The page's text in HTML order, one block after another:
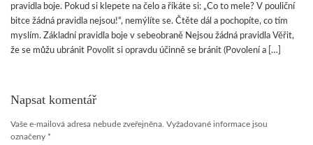
pravidla boje. Pokud si klepete na čelo a říkáte si: „Co to mele? V pouliční
bitce žádná pravidla nejsou!“, nemýlíte se. Čtěte dál a pochopíte, co tím
myslím. Základní pravidla boje v sebeobraně Nejsou žádná pravidla Věřit,
že se můžu ubránit Povolit si opravdu účinně se bránit (Povolení a […]
Napsat komentář
Vaše e-mailová adresa nebude zveřejněna. Vyžadované informace jsou
označeny *